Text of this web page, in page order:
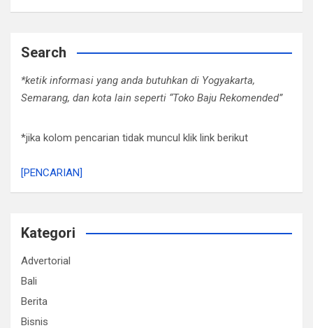
Search
*ketik informasi yang anda butuhkan di Yogyakarta,
Semarang, dan kota lain seperti “Toko Baju Rekomended”
*jika kolom pencarian tidak muncul klik link berikut
[PENCARIAN]
Kategori
Advertorial
Bali
Berita
Bisnis